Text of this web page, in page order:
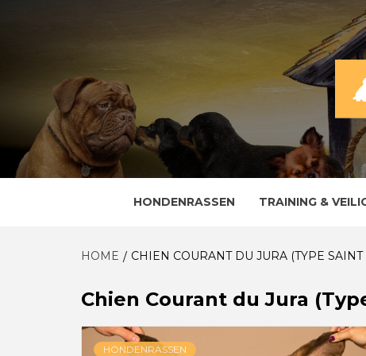
ALLES OVER EN VOOR DE TROUWE
HONDENRASSEN TRAINING &
HOME CHIEN COURANT DU JURA (TYPE SAINT
Chien Courant du Jura
HONDENRASSEN